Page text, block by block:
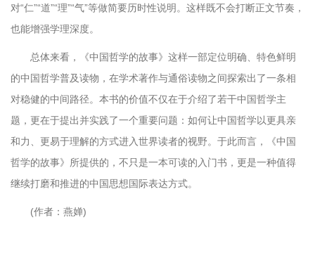
对“仁”“道”“理”“气”等做简要历时性说明。这样既不会打断正文节奏，
也能增强学理深度。
总体来看，《中国哲学的故事》这样一部定位明确、特色鲜明
的中国哲学普及读物，在学术著作与通俗读物之间探索出了一条相
对稳健的中间路径。本书的价值不仅在于介绍了若干中国哲学主
题，更在于提出并实践了一个重要问题：如何让中国哲学以更具亲
和力、更易于理解的方式进入世界读者的视野。于此而言，《中国
哲学的故事》所提供的，不只是一本可读的入门书，更是一种值得
继续打磨和推进的中国思想国际表达方式。
(作者：燕婵)